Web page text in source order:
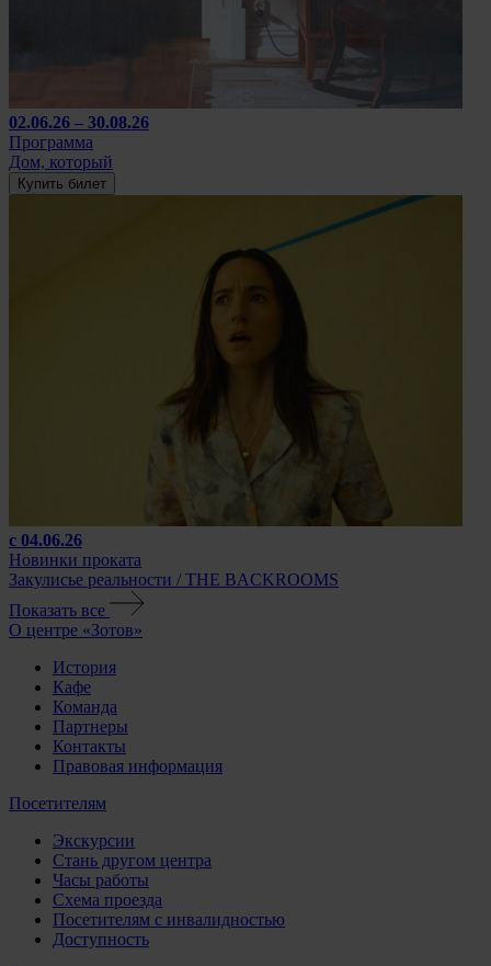
02.06.26 – 30.08.26
Программа
Дом, который
Купить билет
с 04.06.26
Новинки проката
Закулисье реальности / THE BACKROOMS
Показать все
О центре «Зотов»
История
Кафе
Команда
Партнеры
Контакты
Правовая информация
Посетителям
Экскурсии
Стань другом центра
Часы работы
Схема проезда
Посетителям с инвалидностью
Доступность